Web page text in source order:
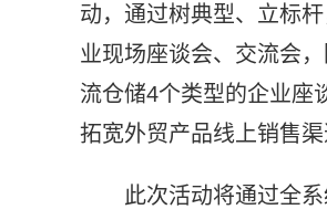
动，通过树典型、立标
业现场座谈会、交流会
流仓储4个类型的企业座
拓宽外贸产品线上销售
此次活动将通过全